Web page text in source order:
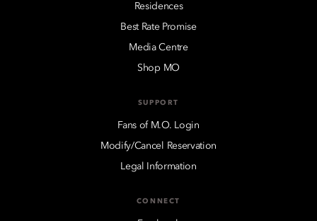
Residences
Best Rate Promise
Media Centre
Shop MO
SUPPORT
Fans of M.O. Login
Modify/Cancel Reservation
Legal Information
CONNECT